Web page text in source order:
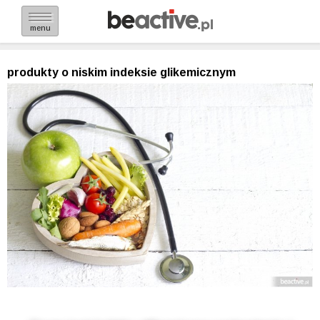
menu
produkty o niskim indeksie glikemicznym